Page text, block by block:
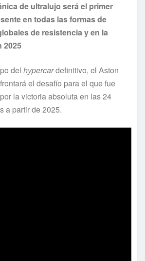
de ultralujo será el primer
en todas las formas de
de resistencia y en la
2025
del hypercardefinitivo, el Aston
el desafío para el que fue
la victoria absoluta en las 24
a partir de 2025.